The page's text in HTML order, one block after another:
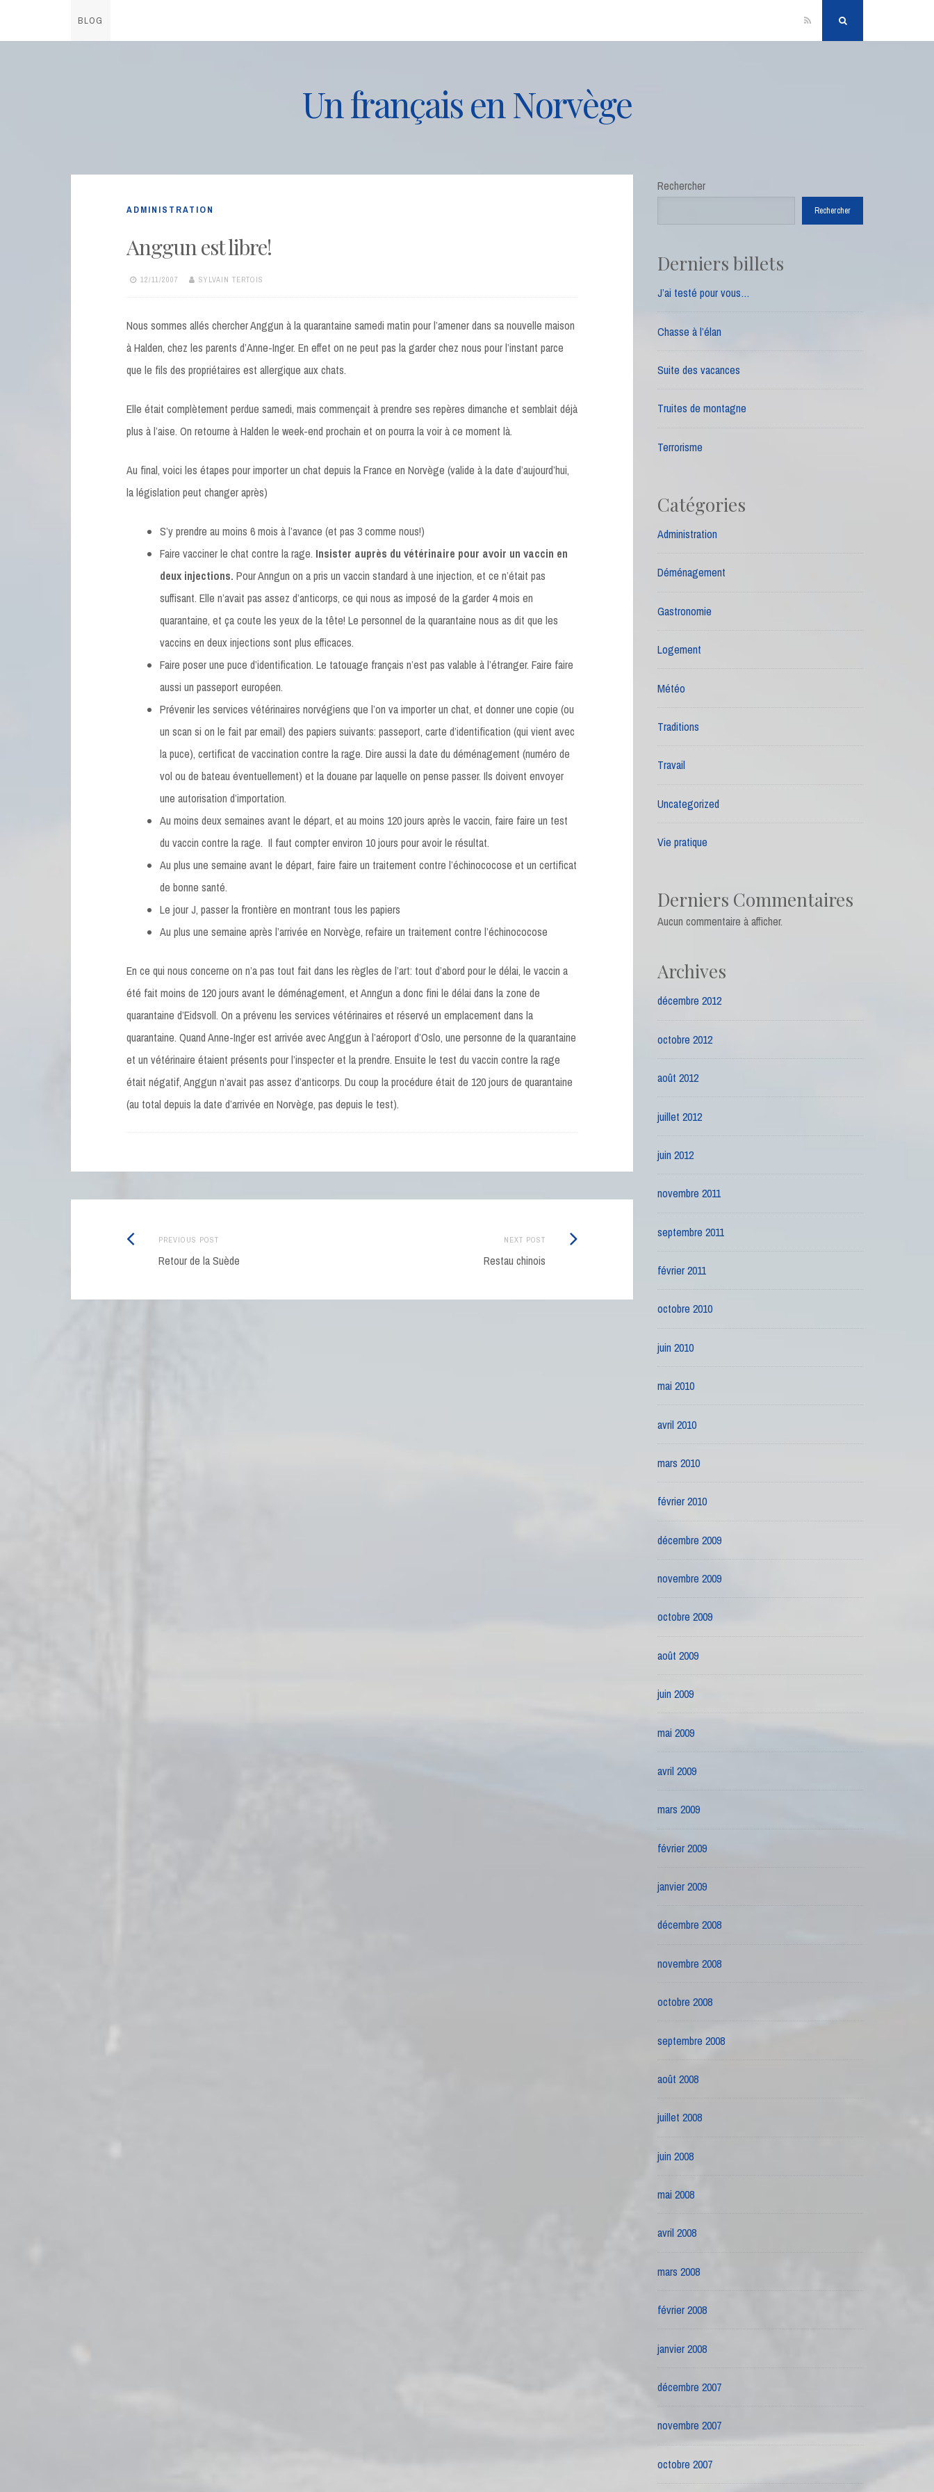
BLOG RSS
Un français en Norvège
ADMINISTRATION
Anggun est libre!
12/11/2007 SYLVAIN TERTOIS
Nous sommes allés chercher Anggun à la quarantaine samedi matin pour l’amener dans sa nouvelle maison
à Halden, chez les parents d’Anne-Inger. En effet on ne peut pas la garder chez nous pour l’instant parce
que le fils des propriétaires est allergique aux chats.
Elle était complètement perdue samedi, mais commençait à prendre ses repères dimanche et semblait déjà
plus à l’aise. On retourne à Halden le week-end prochain et on pourra la voir à ce moment là.
Au final, voici les étapes pour importer un chat depuis la France en Norvège (valide à la date d’aujourd’hui,
la législation peut changer après)
S’y prendre au moins 6 mois à l’avance (et pas 3 comme nous!)
Faire vacciner le chat contre la rage. Insister auprès du vétérinaire pour avoir un vaccin en
deux injections. Pour Anngun on a pris un vaccin standard à une injection, et ce n’était pas
suffisant. Elle n’avait pas assez d’anticorps, ce qui nous as imposé de la garder 4 mois en
quarantaine, et ça coute les yeux de la tête! Le personnel de la quarantaine nous as dit que les
vaccins en deux injections sont plus efficaces.
Faire poser une puce d’identification. Le tatouage français n’est pas valable à l’étranger. Faire faire
aussi un passeport européen.
Prévenir les services vétérinaires norvégiens que l’on va importer un chat, et donner une copie (ou
un scan si on le fait par email) des papiers suivants: passeport, carte d’identification (qui vient avec
la puce), certificat de vaccination contre la rage. Dire aussi la date du déménagement (numéro de
vol ou de bateau éventuellement) et la douane par laquelle on pense passer. Ils doivent envoyer
une autorisation d’importation.
Au moins deux semaines avant le départ, et au moins 120 jours après le vaccin, faire faire un test
du vaccin contre la rage. Il faut compter environ 10 jours pour avoir le résultat.
Au plus une semaine avant le départ, faire faire un traitement contre l’échinococose et un certificat
de bonne santé.
Le jour J, passer la frontière en montrant tous les papiers
Au plus une semaine après l’arrivée en Norvège, refaire un traitement contre l’échinococose
En ce qui nous concerne on n’a pas tout fait dans les règles de l’art: tout d’abord pour le délai, le vaccin a
été fait moins de 120 jours avant le déménagement, et Anngun a donc fini le délai dans la zone de
quarantaine d’Eidsvoll. On a prévenu les services vétérinaires et réservé un emplacement dans la
quarantaine. Quand Anne-Inger est arrivée avec Anggun à l’aéroport d’Oslo, une personne de la quarantaine
et un vétérinaire étaient présents pour l’inspecter et la prendre. Ensuite le test du vaccin contre la rage
était négatif, Anggun n’avait pas assez d’anticorps. Du coup la procédure était de 120 jours de quarantaine
(au total depuis la date d’arrivée en Norvège, pas depuis le test).
Post
navigation
PREVIOUS POSTPrevious
post:
Retour de la Suède
NEXT POST
Restau chinois
Next
Rechercher
Rechercher
Derniers billets
J’ai testé pour vous…
Chasse à l’élan
Suite des vacances
Truites de montagne
Terrorisme
Catégories
Administration
Déménagement
Gastronomie
Logement
Météo
Traditions
Travail
Uncategorized
Vie pratique
Derniers Commentaires
Aucun commentaire à afficher.
Archives
décembre 2012
octobre 2012
août 2012
juillet 2012
juin 2012
novembre 2011
septembre 2011
février 2011
octobre 2010
juin 2010
mai 2010
avril 2010
mars 2010
février 2010
décembre 2009
novembre 2009
octobre 2009
août 2009
juin 2009
mai 2009
avril 2009
mars 2009
février 2009
janvier 2009
décembre 2008
novembre 2008
octobre 2008
septembre 2008
août 2008
juillet 2008
juin 2008
mai 2008
avril 2008
mars 2008
février 2008
janvier 2008
décembre 2007
novembre 2007
octobre 2007